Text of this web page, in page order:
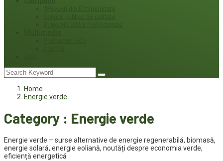
Home
Energie verde
Category : Energie verde
Energie verde – surse alternative de energie regenerabilă, biomasă,
energie solară, energie eoliană, noutăți despre economia verde,
eficiență energetică